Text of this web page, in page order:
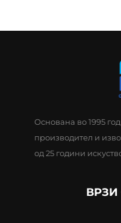
Основана во 1995
производител и
од 25 години
ВРЗИ